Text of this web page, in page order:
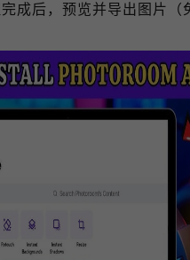
成后，预览并导出图片（